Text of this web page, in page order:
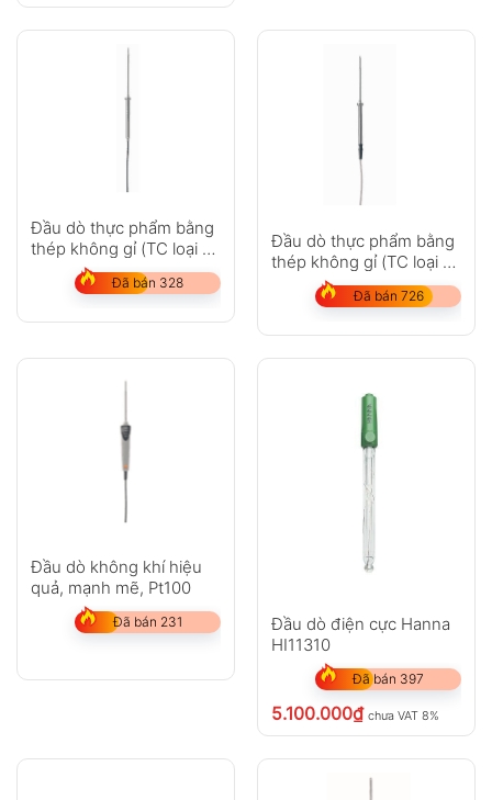
Đầu dò thực phẩm bằng
thép không gỉ (TC loại T)
– với cáp FEP
Đã bán 328
Đầu dò thực phẩm bằng
thép không gỉ (TC loại T)
– với cáp PUR
Đã bán 726
Đầu dò không khí hiệu
quả, mạnh mẽ, Pt100
Đã bán 231
Đầu dò điện cực Hanna
HI11310
Đã bán 397
5.100.000₫ chưa VAT 8%